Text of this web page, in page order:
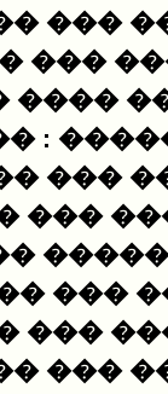
���
: ��
��
���
��� �